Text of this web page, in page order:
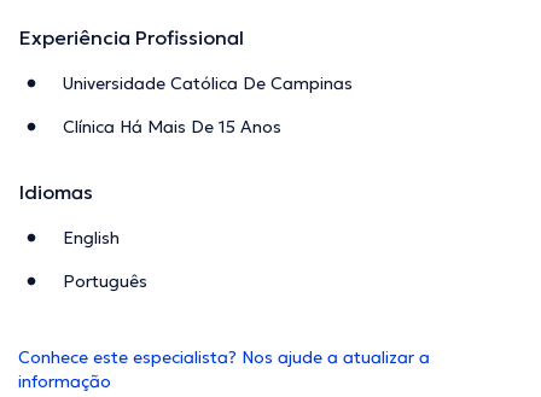
Experiência Profissional
Universidade Católica De Campinas
Clínica Há Mais De 15 Anos
Idiomas
English
Português
Conhece este especialista? Nos ajude a atualizar a
informação